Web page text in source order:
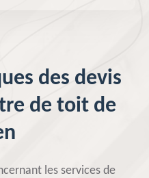
des devis
de toit de
les services de